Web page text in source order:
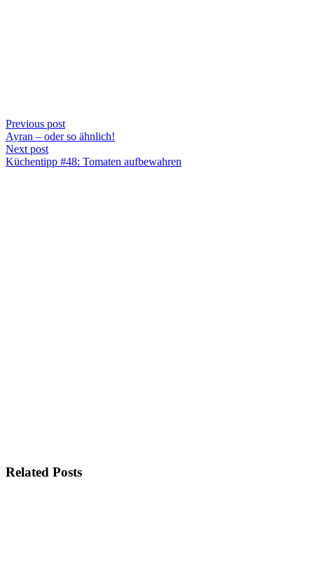
Previous post
Ayran – oder so ähnlich!
Next post
Küchentipp #48: Tomaten aufbewahren
Related Posts